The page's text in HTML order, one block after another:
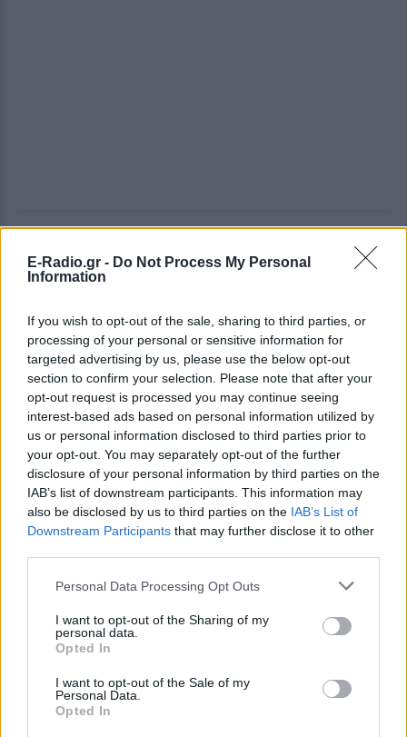
E-Radio.gr - Do Not Process My Personal
Information
If you wish to opt-out of the sale, sharing to third parties, or
processing of your personal or sensitive information for
targeted advertising by us, please use the below opt-out
section to confirm your selection. Please note that after your
opt-out request is processed you may continue seeing
interest-based ads based on personal information utilized by
us or personal information disclosed to third parties prior to
your opt-out. You may separately opt-out of the further
disclosure of your personal information by third parties on the
IAB’s list of downstream participants. This information may
also be disclosed by us to third parties on the IAB’s List of
Downstream Participants that may further disclose it to other
Personal Data Processing Opt Outs
I want to opt-out of the Sharing of my
personal data.
Opted In
I want to opt-out of the Sale of my
Personal Data.
Opted In
στον ΑΝΤ1, ισχυρίστηκε ότι το περασμένο
από το σπίτι, το οποίο ούρλιαζε «όχι μη, αφήστε με,
αφήστε με» ωστόσο κανείς δεν παρενέβη και δεν
κατήγγειλε το περιστατικό στις Αρχές.
Όπως είπε η συγκεκριμένη ομάδα παιδιών
μαζευόταν για περισσότερο από έναν χρόνο σε
αυτό το σπίτι. Είχαν διαμορφώσει τον πίσω χώρο
του σπιτιού για να κάνουν τα «πάρτι τους».
Έβαζαν δυνατή μουσική, έπιναν, έβριζαν και
φώναζαν. Η καταγγελία αυτή κάνει τους
αστυνομικούς να εξετάζουν σοβαρά το ενδεχόμενο
τα μέλη της συγκεκριμένης παρέας των εφήβων να
εκτός του 15χρονου.